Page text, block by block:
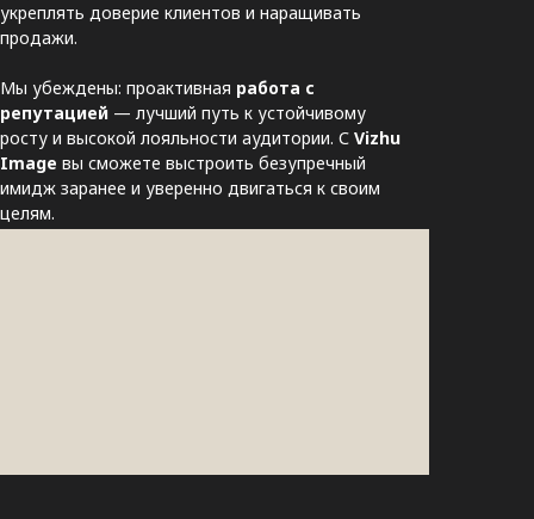
укреплять доверие клиентов и наращивать
продажи.
Мы убеждены: проактивная работа с
репутацией — лучший путь к устойчивому
росту и высокой лояльности аудитории. С Vizhu
Image вы сможете выстроить безупречный
имидж заранее и уверенно двигаться к своим
целям.